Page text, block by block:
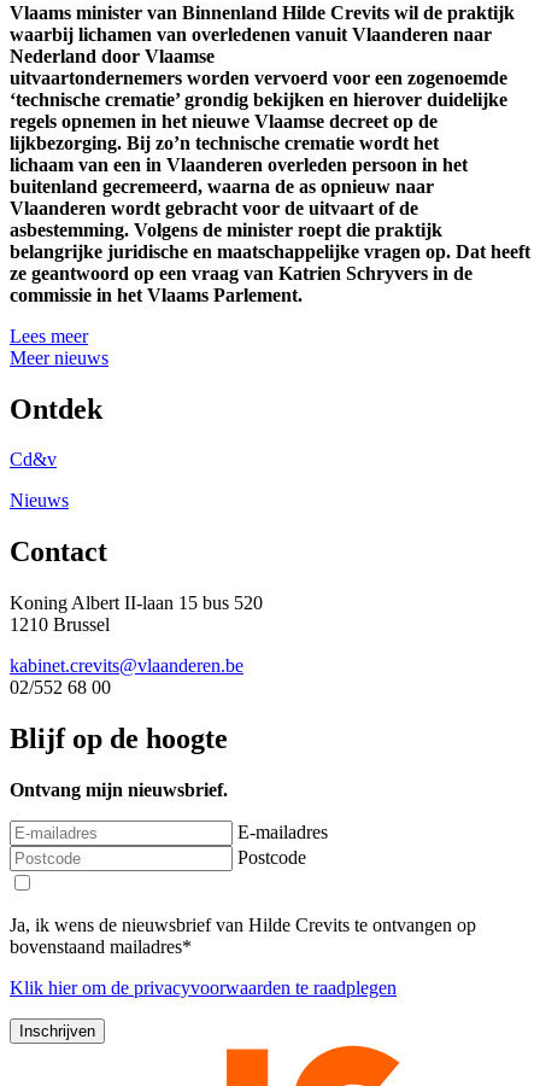
Vlaams minister van Binnenland Hilde Crevits wil de praktijk
waarbij lichamen van overledenen vanuit Vlaanderen naar
Nederland door Vlaamse
uitvaartondernemers worden vervoerd voor een zogenoemde
‘technische crematie’ grondig bekijken en hierover duidelijke
regels opnemen in het nieuwe Vlaamse decreet op de
lijkbezorging. Bij zo’n technische crematie wordt het
lichaam van een in Vlaanderen overleden persoon in het
buitenland gecremeerd, waarna de as opnieuw naar
Vlaanderen wordt gebracht voor de uitvaart of de
asbestemming. Volgens de minister roept die praktijk
belangrijke juridische en maatschappelijke vragen op. Dat heeft
ze geantwoord op een vraag van Katrien Schryvers in de
commissie in het Vlaams Parlement.
Lees meer
Meer nieuws
Ontdek
Cd&v
Nieuws
Contact
Koning Albert II-laan 15 bus 520
1210 Brussel
kabinet.crevits@vlaanderen.be
02/552 68 00
Blijf op de hoogte
Ontvang mijn nieuwsbrief.
E-mailadres
Postcode
Ja, ik wens de nieuwsbrief van Hilde Crevits te ontvangen op
bovenstaand mailadres*
Klik hierom de privacyvoorwaarden te raadplegen